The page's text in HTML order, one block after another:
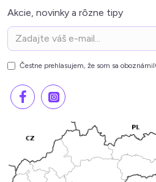
Akcie, novinky a rôzne tipy
Čestne prehlasujem, že som sa